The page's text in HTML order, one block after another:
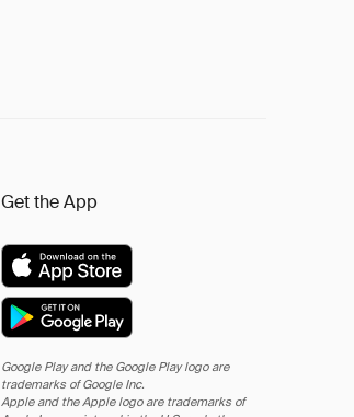
Get the App
Google Play and the Google Play logo are
trademarks of Google Inc.
Apple and the Apple logo are trademarks of